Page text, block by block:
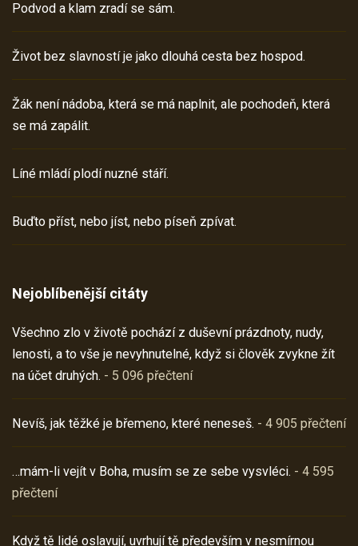
Podvod a klam zradí se sám.
Život bez slavností je jako dlouhá cesta bez hospod.
Žák není nádoba, která se má naplnit, ale pochodeň, která
se má zapálit.
Líné mládí plodí nuzné stáří.
Buďto příst, nebo jíst, nebo píseň zpívat.
Nejoblíbenější citáty
Všechno zlo v životě pochází z duševní prázdnoty, nudy,
lenosti, a to vše je nevyhnutelné, když si člověk zvykne žít
na účet druhých. - 5 096 přečtení
Nevíš, jak těžké je břemeno, které neneseš. - 4 905 přečtení
…mám-li vejít v Boha, musím se ze sebe vysvléci. - 4 595
přečtení
Když tě lidé oslavují, uvrhují tě především v nesmírnou